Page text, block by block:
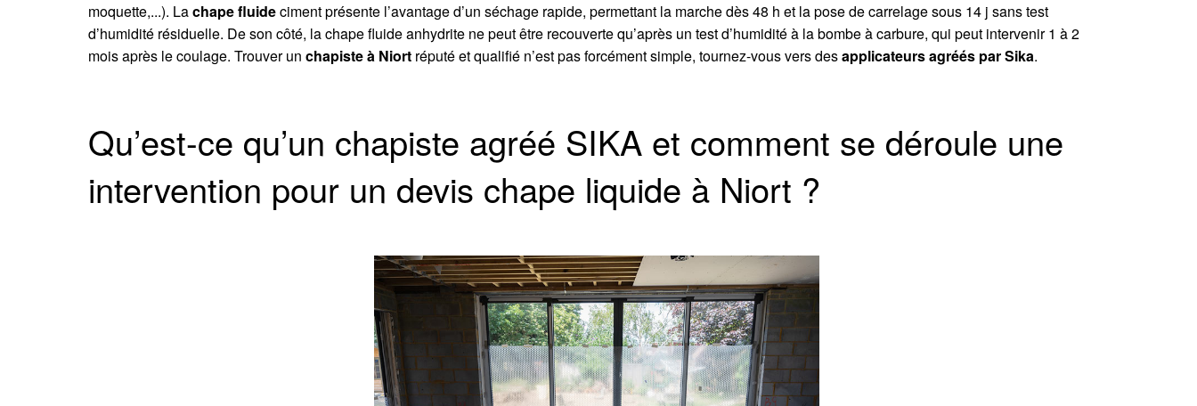
moquette,...). Lachape fluideciment présente l’avantage d’un séchage rapide, permettant la marche dès 48 h et la pose de carrelage sous 14 j sans test
d’humidité résiduelle. De son côté, la chape fluide anhydrite ne peut être recouverte qu’après un test d’humidité à la bombe à carbure, qui peut intervenir 1 à 2
mois après le coulage. Trouver un chapiste à Niort réputé et qualifié n’est pas forcément simple, tournez-vous vers desapplicateurs agréés par Sika.
Qu’est-ce qu’un chapiste agréé SIKA et comment se déroule une
intervention pour un devis chape liquide à Niort ?